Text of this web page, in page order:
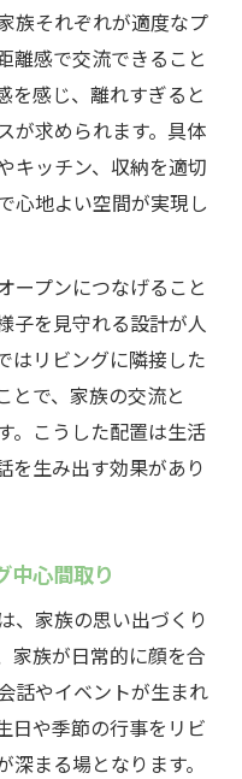
族それぞれが適度なプ
離感で交流できること
を感じ、離れすぎると
が求められます。具体
キッチン、収納を適切
心地よい空間が実現し
ープンにつなげること
子を見守れる設計が人
はリビングに隣接した
とで、家族の交流と
。こうした配置は生活
を生み出す効果があり
中心間取り
、家族の思い出づくり
家族が日常的に顔を合
話やイベントが生まれ
日や季節の行事をリビ
まる場となります。